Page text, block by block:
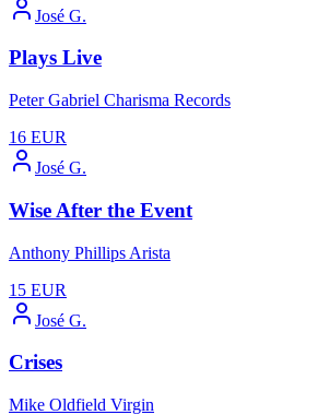
José G.
Plays Live
Peter Gabriel Charisma Records
16 EUR
José G.
Wise After the Event
Anthony Phillips Arista
15 EUR
José G.
Crises
Mike Oldfield Virgin